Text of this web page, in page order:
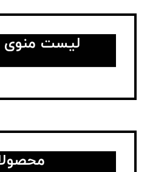
لیست منوی